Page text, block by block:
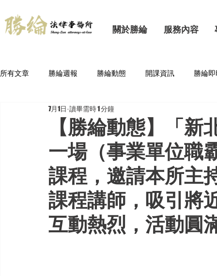
關於勝綸 服務內容
所有文章 勝綸週報 勝綸動態 開課資訊 勝綸
【勝綸動態】「
一場（事業單位職
課程，邀請本所主
課程講師，吸引將
互動熱烈，活動圓
7月1日 讀畢需時 1 分鐘